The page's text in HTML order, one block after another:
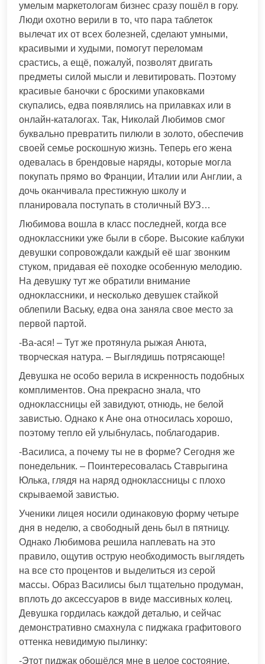
умелым маркетологам бизнес сразу пошёл в гору.
Люди охотно верили в то, что пара таблеток
вылечат их от всех болезней, сделают умными,
красивыми и худыми, помогут переломам
срастись, а ещё, пожалуй, позволят двигать
предметы силой мысли и левитировать. Поэтому
красивые баночки с броскими упаковками
скупались, едва появлялись на прилавках или в
онлайн-каталогах. Так, Николай Любимов смог
буквально превратить пилюли в золото, обеспечив
своей семье роскошную жизнь. Теперь его жена
одевалась в брендовые наряды, которые могла
покупать прямо во Франции, Италии или Англии, а
дочь оканчивала престижную школу и
планировала поступать в столичный ВУЗ…
Любимова вошла в класс последней, когда все
одноклассники уже были в сборе. Высокие каблуки
девушки сопровождали каждый её шаг звонким
стуком, придавая её походке особенную мелодию.
На девушку тут же обратили внимание
одноклассники, и несколько девушек стайкой
облепили Ваську, едва она заняла свое место за
первой партой.
-Ва-ася! – Тут же протянула рыжая Анюта,
творческая натура. – Выглядишь потрясающе!
Девушка не особо верила в искренность подобных
комплиментов. Она прекрасно знала, что
одноклассницы ей завидуют, отнюдь, не белой
завистью. Однако к Ане она относилась хорошо,
поэтому тепло ей улыбнулась, поблагодарив.
-Василиса, а почему ты не в форме? Сегодня же
понедельник. – Поинтересовалась Ставрыгина
Юлька, глядя на наряд одноклассницы с плохо
скрываемой завистью.
Ученики лицея носили одинаковую форму четыре
дня в неделю, а свободный день был в пятницу.
Однако Любимова решила наплевать на это
правило, ощутив острую необходимость выглядеть
на все сто процентов и выделиться из серой
массы. Образ Василисы был тщательно продуман,
вплоть до аксессуаров в виде массивных колец.
Девушка гордилась каждой деталью, и сейчас
демонстративно смахнула с пиджака графитового
оттенка невидимую пылинку:
-Этот пиджак обошёлся мне в целое состояние,